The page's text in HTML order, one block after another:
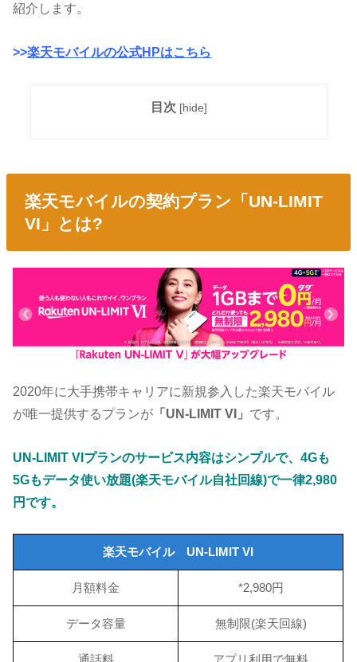
紹介します。
>>楽天モバイルの公式HPはこちら
目次 [hide]
楽天モバイルの契約プラン「UN-LIMIT
VI」とは?
2020年に大手携帯キャリアに新規参入した楽天モバイル
が唯一提供するプランが 「UN-LIMIT VI」 です。
UN-LIMIT VIプランのサービス内容はシンプルで、4Gも
5Gもデータ使い放題(楽天モバイル自社回線)で一律2,980
円です。
楽天モバイル UN-LIMIT VI
月額料金 *2,980円
データ容量 無制限(楽天回線)